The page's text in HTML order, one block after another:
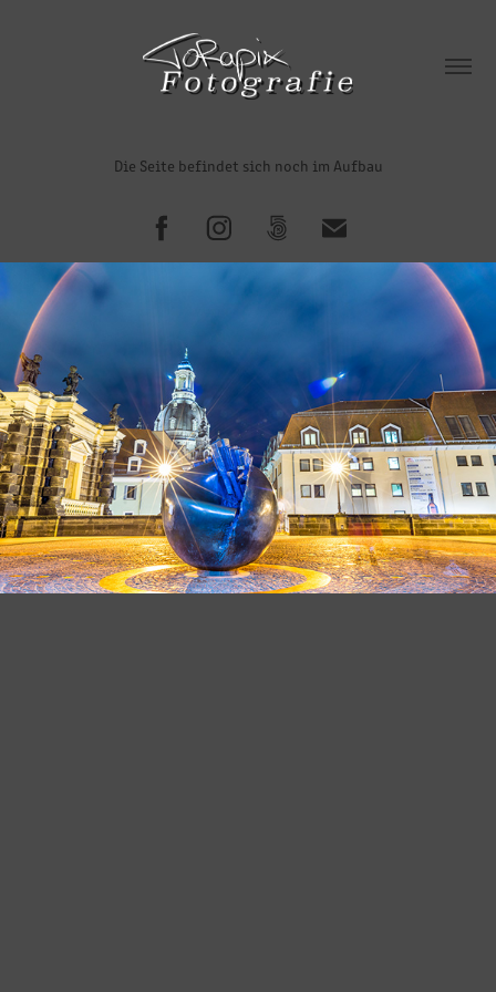
Die Seite befindet sich noch im Aufbau